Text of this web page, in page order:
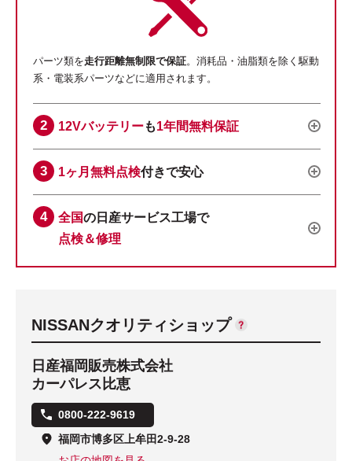
パーツ類を走行距離無制限で保証。消耗品・油脂類を除く駆動
系・電装系パーツなどに適用されます。
12Vバッテリーも1年間無料保証
1ヶ月無料点検付きで安心
全国の日産サービス工場で
点検＆修理
NISSANクオリティショップ
日産福岡販売株式会社
カーパレス比恵
0800-222-9619
福岡市博多区上牟田2-9-28